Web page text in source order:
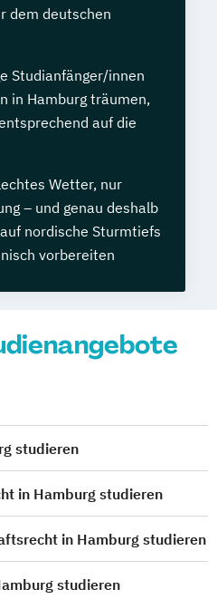
dem deutschen
Studianfänger/innen
in Hamburg träumen,
auf die
Wetter, nur
– und genau deshalb
nordische Sturmtiefs
vorbereiten
studieren
in Hamburg studieren
in Hamburg studieren
studieren